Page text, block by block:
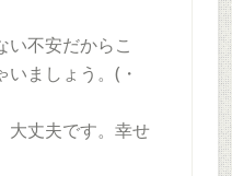
い不安だからこ
ましょう。(・
大丈夫です。幸せ